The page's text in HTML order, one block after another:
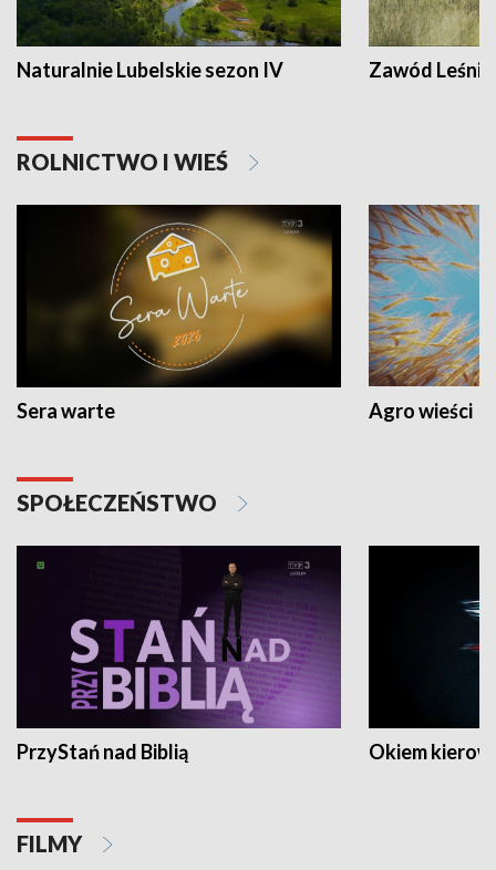
Naturalnie Lubelskie sezon IV Zawód Leśnik
ROLNICTWO I WIEŚ
Sera warte Agro wieści
SPOŁECZEŃSTWO
PrzyStań nad Biblią Okiem
FILMY